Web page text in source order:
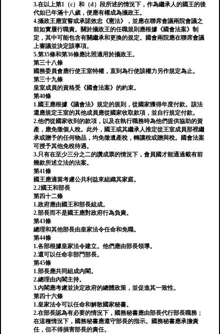
3.在以上第1（c）和（d）段所述的情況下，作為繼承人的國王的後
代如已年滿十八歲，便應有權成為攝政王。
4.攝政王應宣誓或承諾效忠《憲法》，並應在聯席會議兩院會議之
前如實履行職責。關於攝政王的任職規則應根據《國會法案》制
定，其中可能包含有關繼承和更換的規定。國會兩院應在聯席會議
上審議並決定該事項。
5.第35條和第36條應比照適用於攝政王。
第三十八條
國務委員會應行使王室特權，直到為行使該權力另作規定為止。
第三十九條
皇室成員的資格受《國會法案》的約束。
第40條
1.國王應根據《議會法》規定的規則，從國家獲得年度付款。該法
還應規定王室的其他成員應從國家收取款項，並自行規定付款。
2.他們從國家收到的款項，以及在執行職務時為他們提供協助的資
產，應免徵個人稅。此外，國王或其繼承人推定從王室成員那裡繼
承或贈予的任何物品，均免徵遺產稅，轉讓稅或贈與稅。國會法案
可授予其他免稅待遇。
3.只有在至少三分之二的讚成票的情況下，會員國才能通過載有前
幾款所述立法的法案。
第41條
國王應適當考慮公共利益來組織其家庭。
2.2國王和部長
第四十二條
1.政府應由國王和部長組成。
2.部長而不是國王應對政府行為負責。
第43條
總理和其他部長由皇家法令任命和免職。
第44條
1.各部根據皇家法令建立。他們應由部長領導。
2.還可以任命非部門部長。
第45條
1.部長應共同組成內閣。
2.總理由內閣主持。
3.內閣應考慮並決定政府的總體政策，並促進其一致性。
第四十六條
1.皇家法令可以任命和解散國家秘書。
2.在部長認為有必要的情況下，國務秘書應由部長代行部長職務；
在這種情況下，國務秘書應遵守部長的指示。國務秘書應承擔責
任，但不得損害部長的責任。